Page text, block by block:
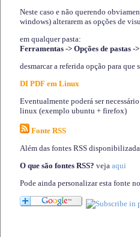
Neste caso e não querendo
windows) alterarem as opções de
em qualquer pasta:
Ferramentas -> Opções de pastas
desmarcar a referida opção para que
DI PDF em Linux
Eventualmente poderá ser
linux (exemplo ubuntu + firefox)
Fonte RSS
Além das fontes RSS
O que são fontes RSS? veja aqui
Pode ainda personalizar esta fonte